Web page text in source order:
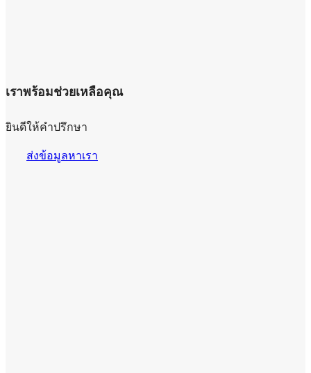
เราพร้อมช่วยเหลือคุณ
ยินดีให้คำปรึกษา
ส่งข้อมูลหาเรา